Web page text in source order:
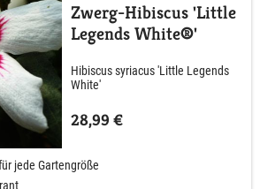
Zwerg-Hibiscus 'Little
Legends White®'
Hibiscus syriacus 'Little Legends
White'
28,99 €
jede Gartengröße